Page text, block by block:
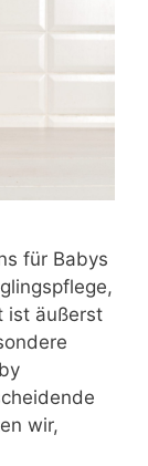
für Babys
ist äußerst
wir,